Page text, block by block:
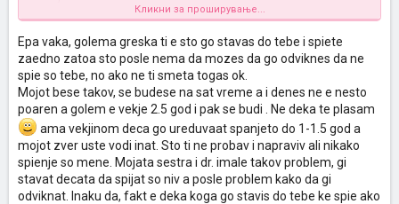
Mnogu sum srekna a i naspana
Fala vi mnogu na site za sovetite, super ste
@anije: fala srcka
Кликни за проширување...
Epa vaka, golema greska ti e sto go stavas do tebe i spiete
zaedno zatoa sto posle nema da mozes da go odviknes da ne
spie so tebe, no ako ne ti smeta togas ok.
Mojot bese takov, se budese na sat vreme a i denes ne e nesto
poaren a golem e vekje 2.5 god i pak se budi . Ne deka te plasam
ama vekjinom deca go ureduvaat spanjeto do 1-1.5 god a
mojot zver uste vodi inat. Sto ti ne probav i napraviv ali nikako
spienje so mene. Mojata sestra i dr. imale takov problem, gi
stavat decata da spijat so niv a posle problem kako da gi
odviknat. Inaku da, fakt e deka koga go stavis do tebe ke spie ako